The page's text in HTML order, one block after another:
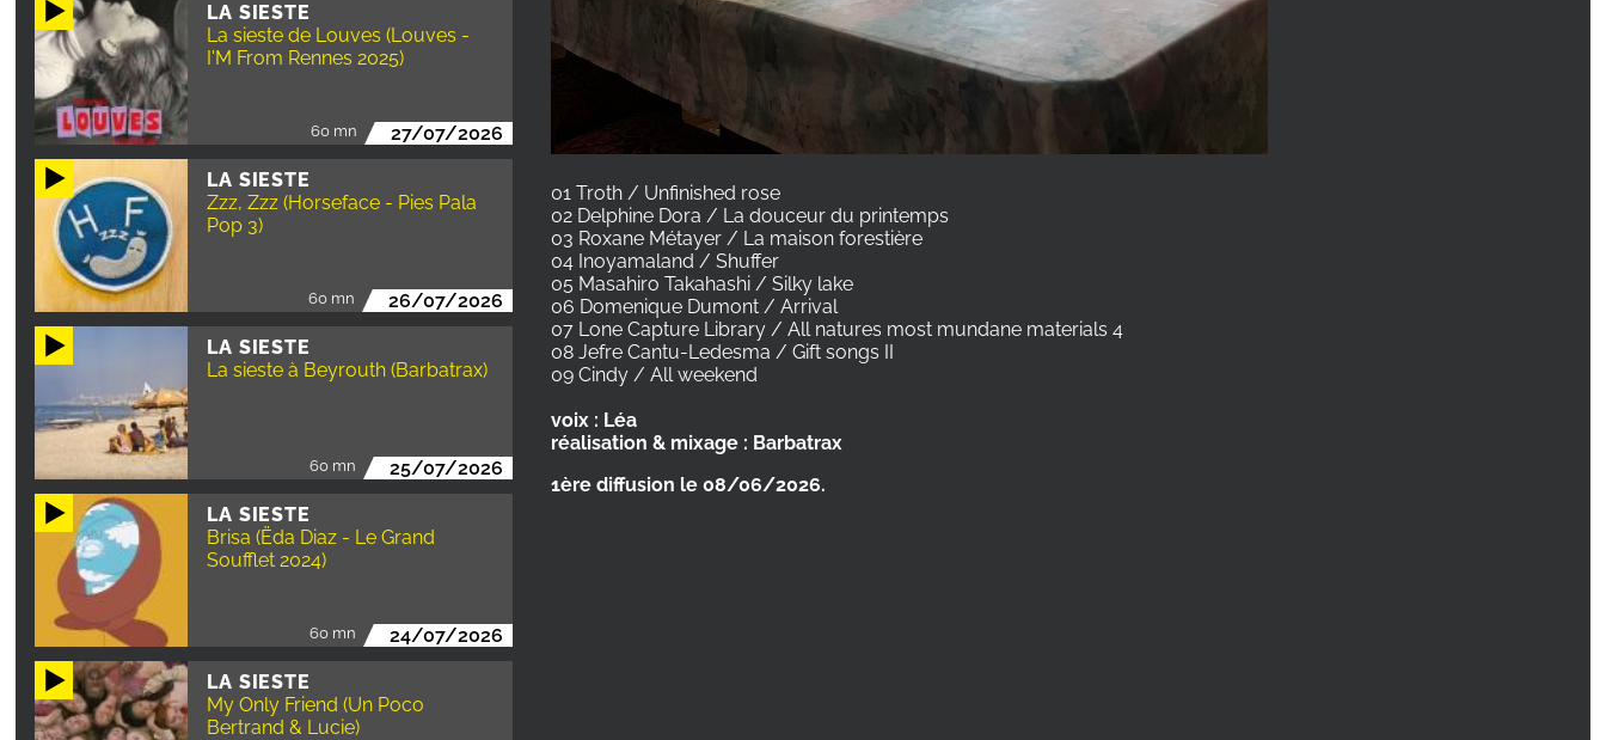
LA SIESTE
La sieste de Louves (Louves -
I'M From Rennes 2025)
60 mn 27/07/2026
LA SIESTE
Zzz, Zzz (Horseface - Pies Pala
Pop 3)
60 mn 26/07/2026
LA SIESTE
La sieste à Beyrouth (Barbatrax)
60 mn 25/07/2026
LA SIESTE
Brisa (Ëda Diaz - Le Grand
Soufflet 2024)
60 mn 24/07/2026
LA SIESTE
My Only Friend (Un Poco
Bertrand & Lucie)
01 Troth / Unfinished rose
02 Delphine Dora / La douceur du printemps
03 Roxane Métayer / La maison forestière
04 Inoyamaland / Shuffer
05 Masahiro Takahashi / Silky lake
06 Domenique Dumont / Arrival
07 Lone Capture Library / All natures most mundane materials 4
08 Jefre Cantu-Ledesma / Gift songs II
09 Cindy / All weekend
voix : Léa
réalisation & mixage : Barbatrax
1ère diffusion le 08/06/2026.